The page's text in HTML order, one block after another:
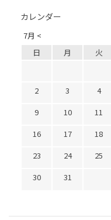
カレンダー
7月 <
日 月 火
2
3 4
9
10 11
16
17 18
23
24 25
30
31